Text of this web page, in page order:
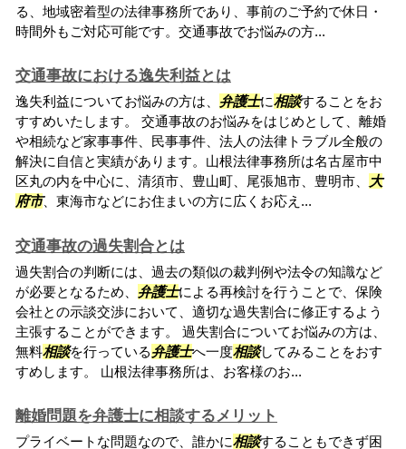
る、地域密着型の法律事務所であり、事前のご予約で休日・
時間外もご対応可能です。交通事故でお悩みの方...
交通事故における逸失利益とは
逸失利益についてお悩みの方は、 弁護士に相談することをお
すすめいたします。 交通事故のお悩みをはじめとして、離婚
や相続など家事事件、民事事件、法人の法律トラブル全般の
解決に自信と実績があります。山根法律事務所は名古屋市中
区丸の内を中心に、清須市、豊山町、尾張旭市、豊明市、
大
府市、東海市などにお住まいの方に広くお応え...
交通事故の過失割合とは
過失割合の判断には、過去の類似の裁判例や法令の知識など
が必要となるため、 弁護士による再検討を行うことで、保険
会社との示談交渉において、適切な過失割合に修正するよう
主張することができます。 過失割合についてお悩みの方は、
無料相談を行っている弁護士へ一度相談してみることをおす
すめします。 山根法律事務所は、お客様のお...
離婚問題を弁護士に相談するメリット
プライベートな問題なので、誰かに相談することもできず困